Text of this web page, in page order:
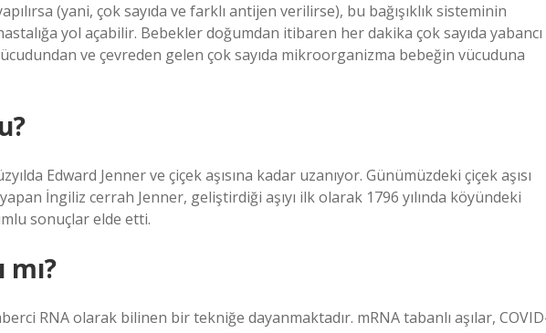
(yani, çok sayıda ve farklı antijen verilirse), bu bağışıklık sisteminin
yol açabilir. Bebekler doğumdan itibaren her dakika çok sayıda yabancı
ve çevreden gelen çok sayıda mikroorganizma bebeğin vücuduna
Edward Jenner ve çiçek aşısına kadar uzanıyor. Günümüzdeki çiçek aşısı
İngiliz cerrah Jenner, geliştirdiği aşıyı ilk olarak 1796 yılında köyündeki
sonuçlar elde etti.
mı?
RNA olarak bilinen bir tekniğe dayanmaktadır. mRNA tabanlı aşılar,